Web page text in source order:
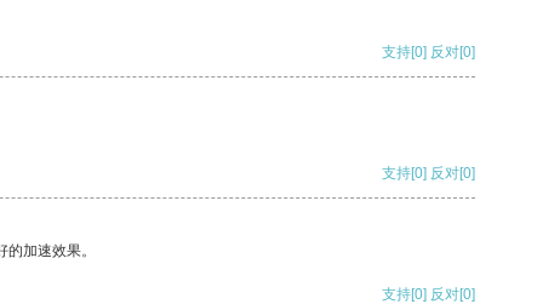
支持[0] 反对[0]
支持[0] 反对[0]
加速效果。
支持[0] 反对[0]